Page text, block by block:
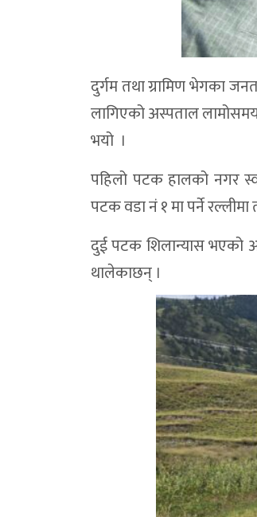
दुर्गम तथा ग्रामिण भेगका
लागिएको अस्पताल
भयो ।
पहिलो पटक हालको नगर
पटक वडा नं १ मा पर्ने
दुई पटक शिलान्यास भएको
थालेकाछन् ।